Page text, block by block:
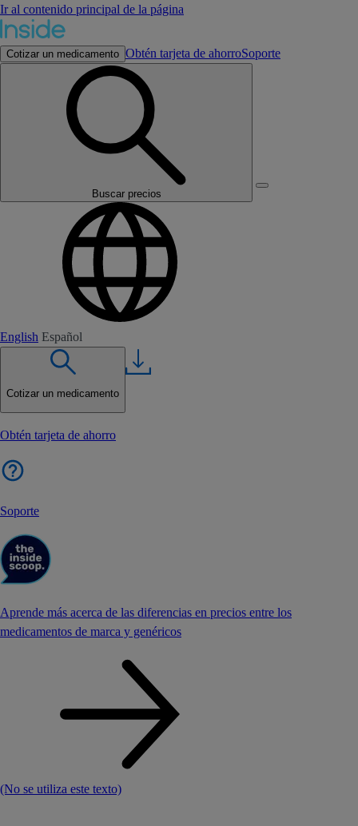
Ir al contenido principal de la página
Cotizar un medicamento Obtén tarjeta de ahorroSoporte
Buscar precios
English Español
Cotizar un medicamento
Obtén tarjeta de ahorro
Soporte
Aprende más acerca de las diferencias en precios entre los
medicamentos de marca y genéricos
(No se utiliza este texto)